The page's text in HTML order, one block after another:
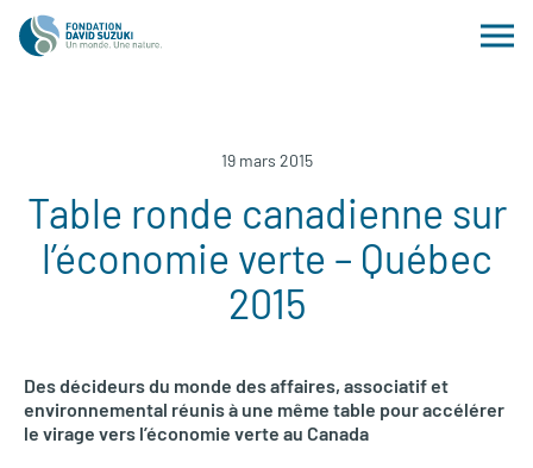
19 mars 2015
Table ronde canadienne sur
l’économie verte – Québec
2015
Des décideurs du monde des affaires, associatif et
environnemental réunis à une même table pour accélérer
le virage vers l’économie verte au Canada